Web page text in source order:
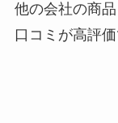
他の会社の商
口コミが高評価